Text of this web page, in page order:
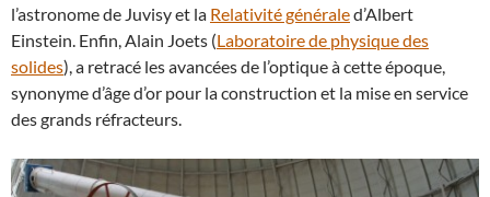
l’astronome de Juvisy et la Relativité généraled’Albert
Einstein. Enfin, Alain Joets (Laboratoire de physique des
solides), a retracé les avancées de l’optique à cette époque,
synonyme d’âge d’or pour la construction et la mise en service
des grands réfracteurs.